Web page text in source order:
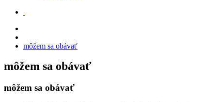
môžem sa obávať
môžem sa obávať
môžem sa obávať